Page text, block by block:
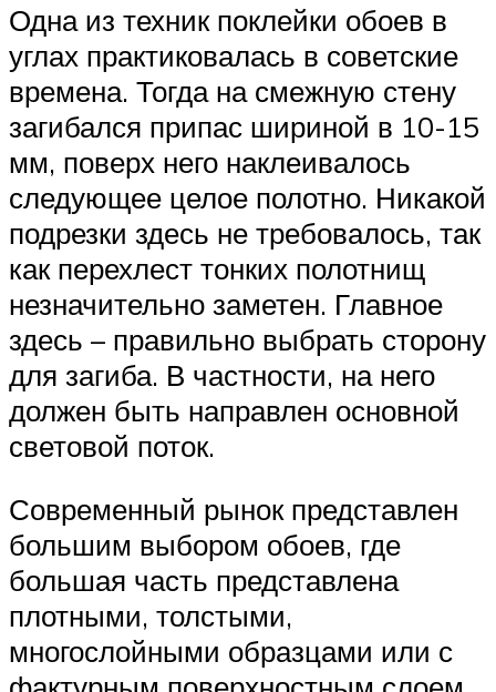
Одна из техник поклейки обоев в
углах практиковалась в советские
времена. Тогда на смежную стену
загибался припас шириной в 10-15
мм, поверх него наклеивалось
следующее целое полотно. Никакой
подрезки здесь не требовалось, так
как перехлест тонких полотнищ
незначительно заметен. Главное
здесь – правильно выбрать сторону
для загиба. В частности, на него
должен быть направлен основной
световой поток.
Современный рынок представлен
большим выбором обоев, где
большая часть представлена
плотными, толстыми,
многослойными образцами или с